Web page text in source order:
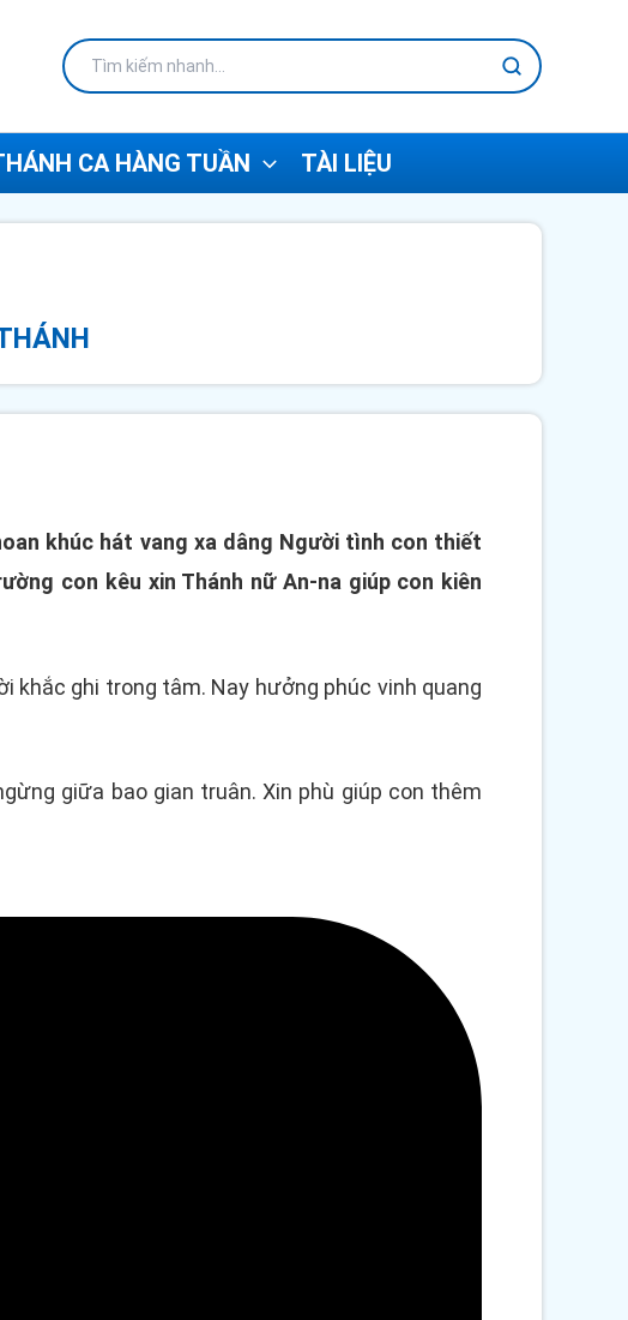
CA HÀNG TUẦN TÀI LIỆU
khúc hát vang xa dâng Người tình con thiết
con kêu xin Thánh nữ An-na giúp con kiên
khắc ghi trong tâm. Nay hưởng phúc vinh quang
giữa bao gian truân. Xin phù giúp con thêm